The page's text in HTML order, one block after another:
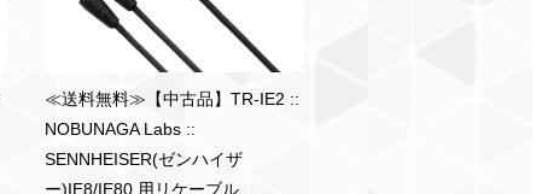
≪送料無料≫【中古品】TR-IE2 ::
NOBUNAGA Labs ::
SENNHEISER(ゼンハイザ
ー)IE8/IE80 用リケーブル